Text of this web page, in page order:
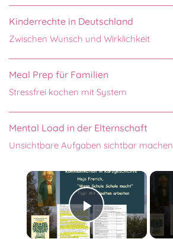
Kinderrechte in Deutschland
Zwischen Wunsch und Wirklichkeit
Meal Prep für Familien
Stressfrei kochen mit System
Mental Load in der Elternschaft
Unsichtbare Aufgaben sichtbar machen
×
Play Video